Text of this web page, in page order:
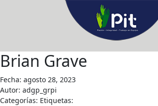
Brian Grave
Fecha: agosto 28, 2023
Autor: adgp_grpi
Categorías: Etiquetas: